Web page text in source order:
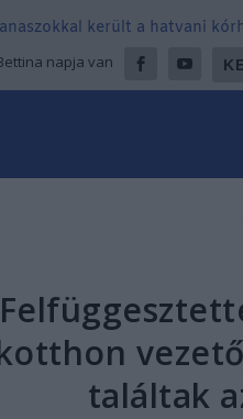
került a hatvani
napja van
találtak